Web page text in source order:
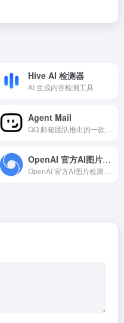
Hive AI 检测器
AI 生成内容检测工具
Agent Mail
OpenAI 官方AI图片检测